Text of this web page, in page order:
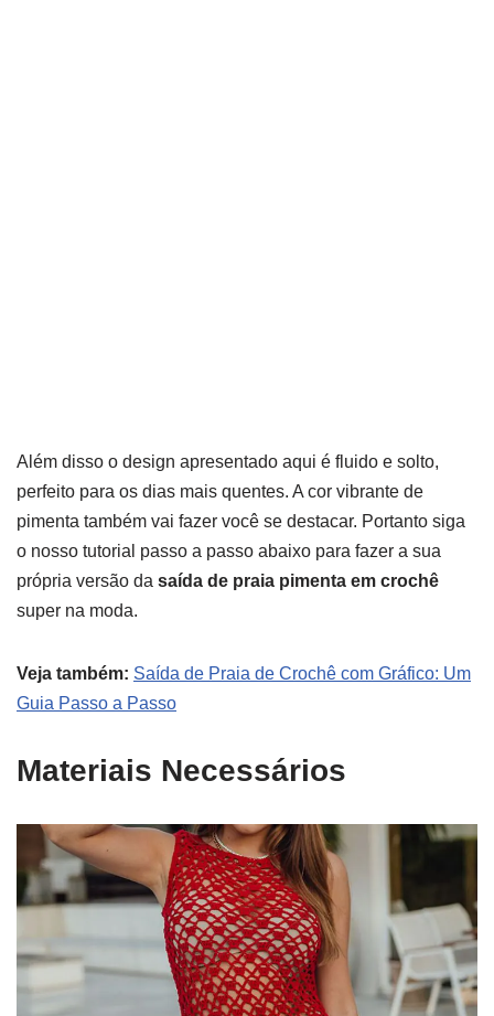
Além disso o design apresentado aqui é fluido e solto,
perfeito para os dias mais quentes. A cor vibrante de
pimenta também vai fazer você se destacar. Portanto siga
o nosso tutorial passo a passo abaixo para fazer a sua
própria versão da saída de praia pimenta em crochê
super na moda.
Veja também: Saída de Praia de Crochê com Gráfico: Um
Guia Passo a Passo
Materiais Necessários